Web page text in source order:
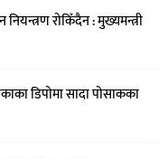
रोकिँदैन : मुख्यमन्त्री
डिपोमा सादा पोसाकका